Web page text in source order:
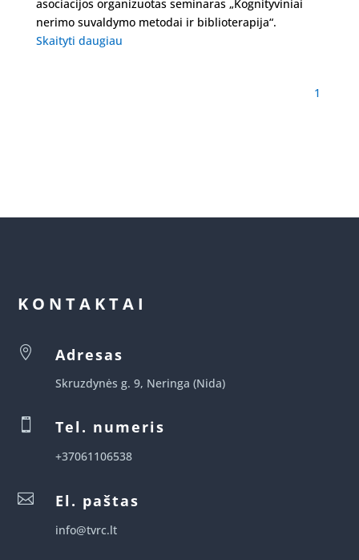
asociacijos organizuotas seminaras „Kognityviniai
nerimo suvaldymo metodai ir biblioterapija“.
Skaityti daugiau
1
KONTAKTAI
 Adresas
Skruzdynės g. 9, Neringa (Nida)
 Tel. numeris
+37061106538
 El. paštas
info@tvrc.lt